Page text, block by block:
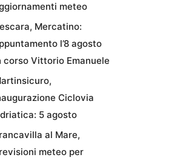
meteo
Mercatino:
l’8 agosto
corso Vittorio Emanuele
Ciclovia
5 agosto
al Mare,
meteo per